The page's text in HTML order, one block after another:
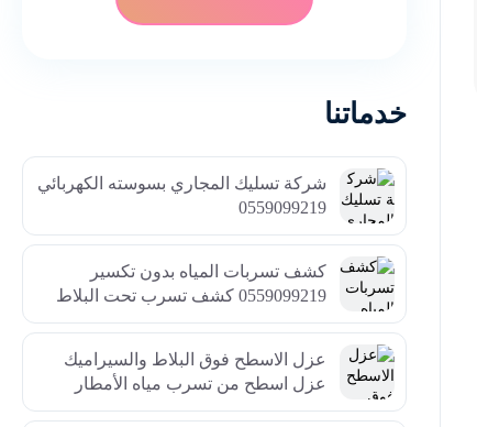
خدماتنا
شركة تسليك المجاري بسوسته الكهربائي
0559099219
كشف تسربات المياه بدون تكسير
0559099219 كشف تسرب تحت البلاط
عزل الاسطح فوق البلاط والسيراميك
عزل اسطح من تسرب مياه الأمطار